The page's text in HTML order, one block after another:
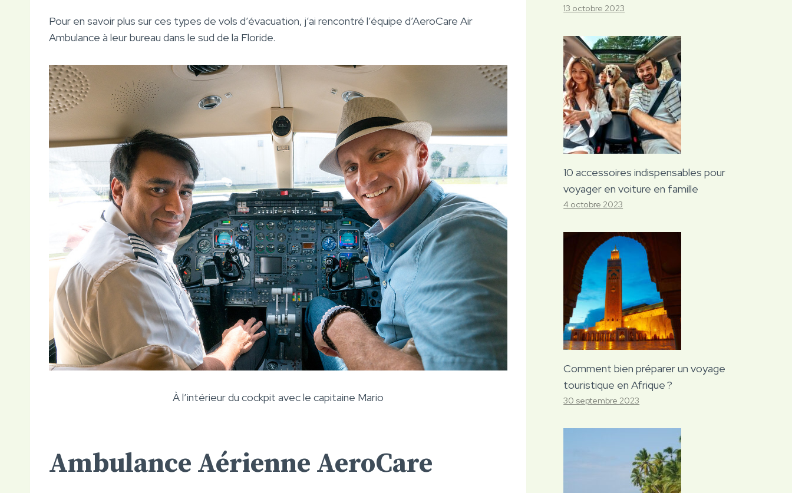
Pour en savoir plus sur ces types de vols d’évacuation, j’ai rencontré l’équipe d’AeroCare Air
Ambulance à leur bureau dans le sud de la Floride.
À l’intérieur du cockpit avec le capitaine Mario
Ambulance Aérienne AeroCare
13 octobre 2023
10 accessoires indispensables pour
voyager en voiture en famille
4 octobre 2023
Comment bien préparer un voyage
touristique en Afrique ?
30 septembre 2023